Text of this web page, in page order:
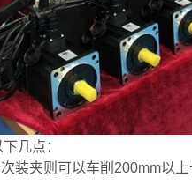
几点：
装夹则可以车削200mm以